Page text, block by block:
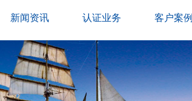
新闻资讯 认证业务 客户案例